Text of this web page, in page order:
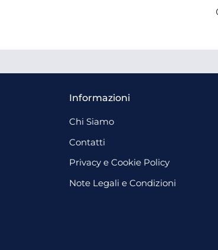
Informazioni
Chi Siamo
Contatti
Privacy e Cookie Policy
Note Legali e Condizioni